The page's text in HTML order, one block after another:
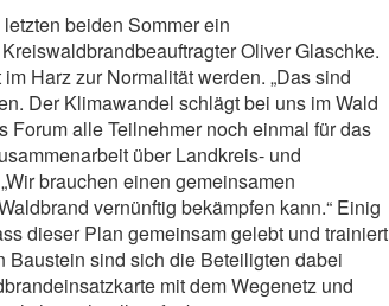
beiden Sommer ein
Oliver Glaschke.
Harz zur Normalität werden. „Das sind
Der Klimawandel schlägt bei uns im Wald
Forum alle Teilnehmer noch einmal für das
über Landkreis- und
brauchen einen gemeinsamen
vernünftig bekämpfen kann.“ Einig
dieser Plan gemeinsam gelebt und trainiert
sind sich die Beteiligten dabei
mit dem Wegenetz und